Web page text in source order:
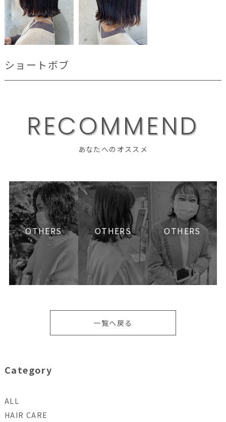
ショートボブ
RECOMMEND
あなたへのオススメ
OTHERS OTHERS OTHERS
一覧へ戻る
Category
ALL
HAIR CARE